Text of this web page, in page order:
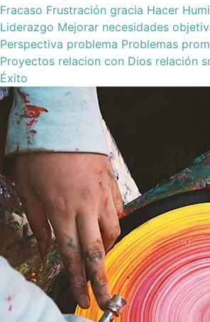
Fracaso Frustración gracia Hacer
Liderazgo Mejorar necesidades
Perspectiva problema Problemas
Proyectos relacion con Dios relación
Éxito